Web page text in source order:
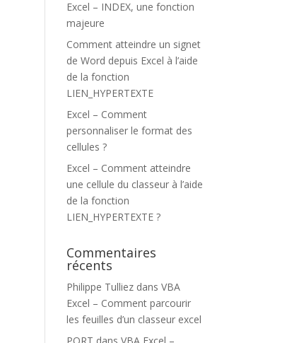
Excel – INDEX, une fonction
majeure
Comment atteindre un signet
de Word depuis Excel à l’aide
de la fonction
LIEN_HYPERTEXTE
Excel – Comment
personnaliser le format des
cellules ?
Excel – Comment atteindre
une cellule du classeur à l’aide
de la fonction
LIEN_HYPERTEXTE ?
Commentaires
récents
Philippe Tulliez dansVBA
Excel – Comment parcourir
les feuilles d’un classeur excel